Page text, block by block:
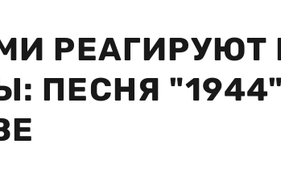
РЕАГИРУЮТ
ПЕСНЯ